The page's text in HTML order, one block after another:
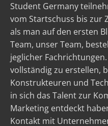
Student Germany
vom Startschuss bis zur
als man auf den ersten
Team, unser Team,
jeglicher
vollständig zu erstellen,
Konstrukteuren und
in sich das Talent zur
Marketing entdeckt
Kontakt mit